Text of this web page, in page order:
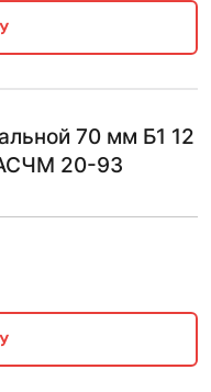
70 мм Б1 12
20-93